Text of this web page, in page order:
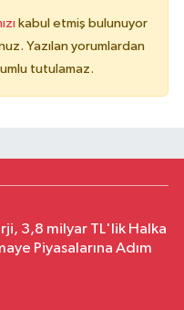
kabul etmiş bulunuyor
Yazılan yorumlardan
tutulamaz.
3,8 milyar TL'lik Halka
Piyasalarına Adım